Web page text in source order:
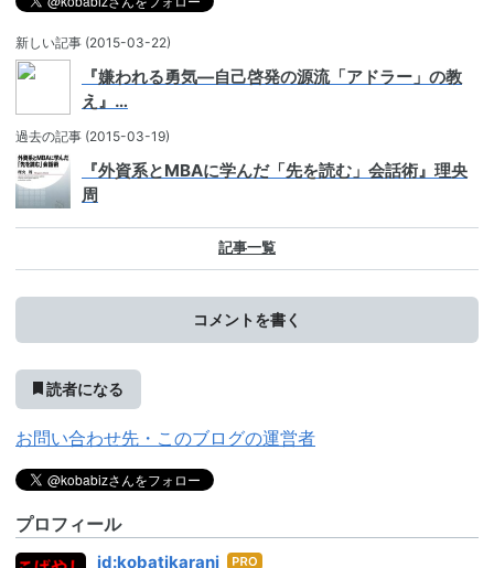
新しい記事 (2015-03-22)
『嫌われる勇気―自己啓発の源流「アドラー」の教
え』…
過去の記事 (2015-03-19)
『外資系とMBAに学んだ「先を読む」会話術』理央
周
記事一覧
コメントを書く
読者になる
お問い合わせ先・このブログの運営者
プロフィール
id:kobatikarani はて